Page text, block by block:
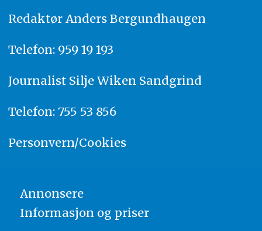
Redaktør Anders Bergundhaugen
Telefon: 959 19 193
Journalist Silje Wiken Sandgrind
Telefon: 755 53 856
Personvern/Cookies
Annonsere
Informasjon og priser